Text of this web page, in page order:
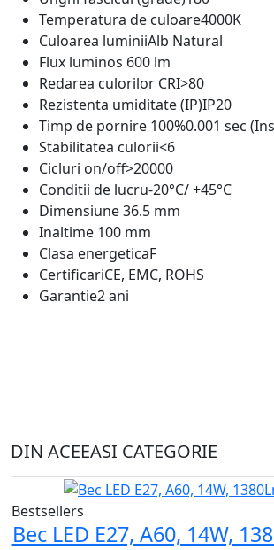
Temperatura de culoare4000K
Culoarea luminiiAlb Natural
Flux luminos 600 lm
Redarea culorilor CRI>80
Rezistenta umiditate (IP)IP20
Timp de pornire 100%0.001 sec
Stabilitatea culorii<6
Cicluri on/off>20000
Conditii de lucru-20°C/ +45°C
Dimensiune36.5 mm
Inaltime 100 mm
Clasa energeticaF
CertificariCE, EMC, ROHS
Garantie2 ani
DIN ACEEASI CATEGORIE
Bestsellers
Bec LED E27, A60, 14W,